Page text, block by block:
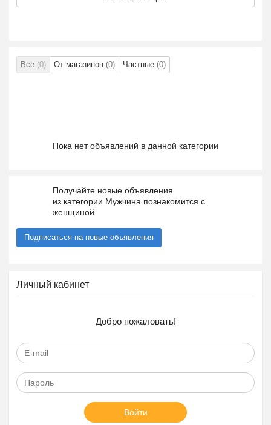
Все (0) От магазинов (0) Частные (0)
Пока нет объявлений в данной категории
Получайте новые объявления
из категории Мужчина познакомится с
женщиной
Подписаться на новые объявления
Личный кабинет
Добро пожаловать!
Войти